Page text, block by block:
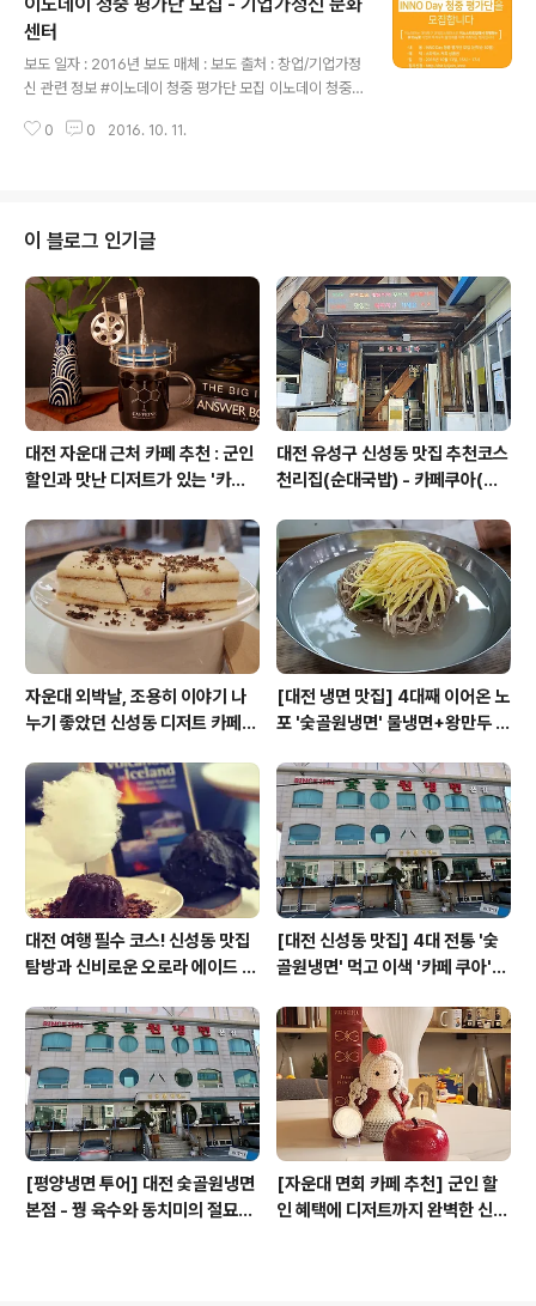
전자, 정보/통신, 화학, 바이오/의료, 에너지/자원, 지식서비
스 등 全 산업 분야 ◦ 국방기술을 활용한 全 산업 분야 적
용 사업화 아이디어※ 국방기술 : 국방기술거래장터(http://
techmart.dtaq.re.kr)에 등록된 기술□(신청 자격) 개인
대학원생(휴학생 포함)◦ 일반부 : 일반인(예비창..
센터
보도 일자 : 2016년 보도 매체 : 보도 출처 : 창업/기업가정
신 관련 정보 #이노데이 청중 평가단 모집 이노데이 청중
스타트업에서 진행하는 IR Day로 기업의 투자유치 활성화
http://bit.ly/join_inno ■ 장소 : 대덕테크비즈센터(TB
C) 1층 INNO Startup (대전 유성구 대덕대로 593 대덕
테크비즈센터) ■ 문의 : 042-865-7081 / inno@inno
startup.kr※ 대덕테크비즈센터의 주차공간이 협소하여
주차가 어려..
0 0 2016. 10. 11.
이 블로그 인기글
대전 자운대 근처 카페 추천 : 군인
할인과 맛난 디저트가 있는 '카페
대전 유성구 신성동 맛집 추천코스
천리집(순대국밥) - 카페쿠아(커
자운대 외박날, 조용히 이야기 나
누기 좋았던 신성동 디저트 카페
[대전 냉면 맛집] 4대째 이어온 노
포 '숯골원냉면' 물냉면+왕만두 조
대전 여행 필수 코스! 신성동 맛집
탐방과 신비로운 오로라 에이드 체
[대전 신성동 맛집] 4대 전통 '숯
골원냉면' 먹고 이색 '카페 쿠아'로
[평양냉면 투어] 대전 숯골원냉면
본점 - 꿩 육수와 동치미의 절묘한
[자운대 면회 카페 추천] 군인 할
인 혜택에 디저트까지 완벽한 신성